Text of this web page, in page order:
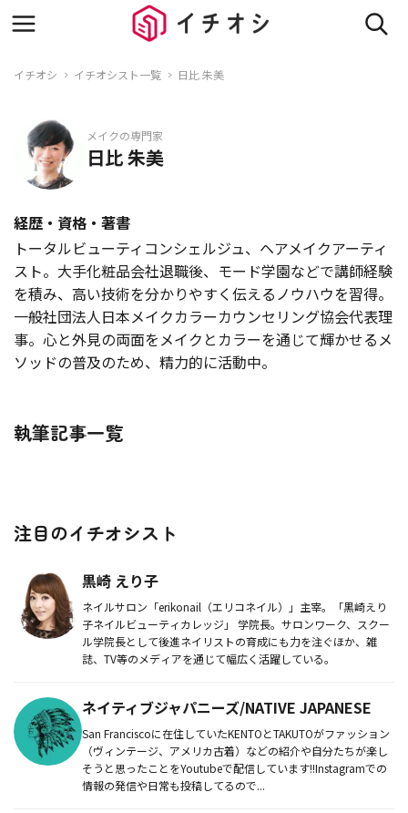
イチオシ イチオシスト一覧 日比 朱美
メイクの専門家
日比 朱美
経歴・資格・著書
トータルビューティコンシェルジュ、ヘアメイクアーティ
スト。大手化粧品会社退職後、モード学園などで講師経験
を積み、高い技術を分かりやすく伝えるノウハウを習得。
一般社団法人日本メイクカラーカウンセリング協会代表理
事。心と外見の両面をメイクとカラーを通じて輝かせるメ
ソッドの普及のため、精力的に活動中。
執筆記事一覧
注目のイチオシスト
黒崎 えり子
ネイルサロン「erikonail（エリコネイル）」主宰。「黒崎えり
子ネイルビューティカレッジ」 学院長。サロンワーク、スクー
ル学院長として後進ネイリストの育成にも力を注ぐほか、雑
誌、TV等のメディアを通じて幅広く活躍している。
ネイティブジャパニーズ/NATIVE JAPANESE
San Franciscoに在住していたKENTOとTAKUTOがファッション
（ヴィンテージ、アメリカ古着）などの紹介や自分たちが楽し
そうと思ったことをYoutubeで配信しています!!Instagramでの
情報の発信や日常も投稿してるので...